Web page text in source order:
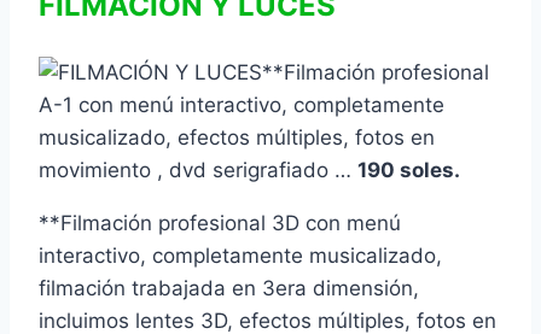
**Filmación profesional
A-1 con menú interactivo, completamente
musicalizado, efectos múltiples, fotos en
movimiento , dvd serigrafiado … 190 soles.
**Filmación profesional 3D con menú
interactivo, completamente musicalizado,
filmación trabajada en 3era dimensión,
incluimos lentes 3D, efectos múltiples, fotos en